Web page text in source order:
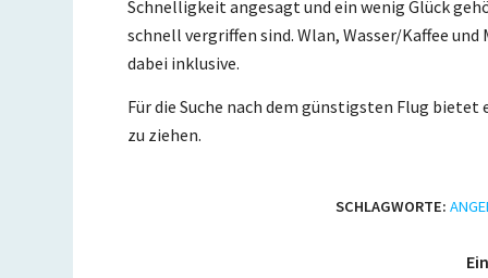
Schnelligkeit angesagt und ein wenig Glück
schnell vergriffen sind. Wlan, Wasser/Kaffee
dabei inklusive.
Für die Suche nach dem günstigsten Flug
zu ziehen.
SCHLAGWORTE: